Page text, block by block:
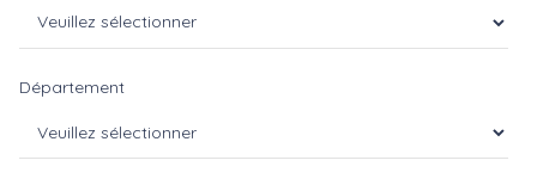
Département